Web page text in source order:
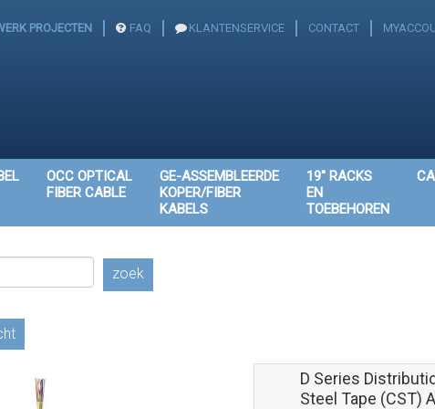
PROJECTEN FAQ KLANTENSERVICE CONTACT
OCC OPTICAL
FIBER CABLE
GE-ASSEMBLEERDE
KOPER/FIBER
KABELS
19" RACKS
EN
TOEBEHOREN
zoek
D Series
Steel Tape (CST)